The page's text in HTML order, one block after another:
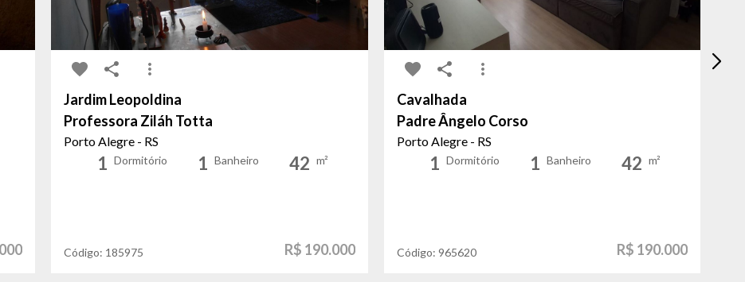
Jardim Leopoldina
Professora Ziláh Totta
Porto Alegre - RS
1 Dormitório 1 Banheiro 42 m²
Código: 185975 R$ 190.000
Cavalhada
Padre Ângelo Corso
Porto Alegre - RS
1 Dormitório 1 Banheiro 42 m²
Código: 965620 R$ 190.000